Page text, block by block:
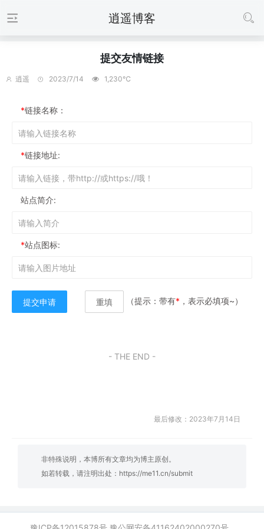
逍遥博客
提交友情链接
逍遥 2023/7/14 1,230℃
*链接名称：
*链接地址:
站点简介:
*站点图标:
提交申请 重填 （提示：带有* ，表示必填项~）
- THE END -
最后修改：2023年7月14日
非特殊说明，本博所有文章均为博主原创。
如若转载，请注明出处： https://me11.cn/submit